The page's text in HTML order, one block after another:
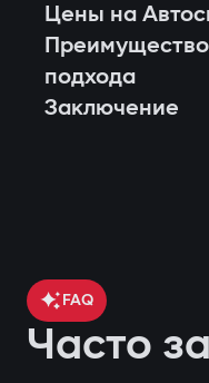
Цены на
подхода
Заключение
FAQ
Часто